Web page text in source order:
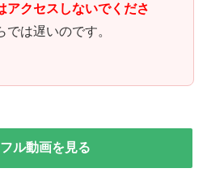
アクセスしないでくださ
は遅いのです。
ル動画を見る